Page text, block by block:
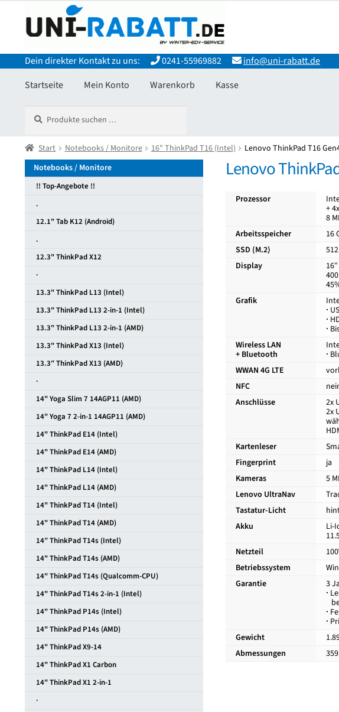
Navigation
springen
Inhalt
springen
Dein direkter Kontakt zu uns:
0241-55969882
info@uni-rabatt.de
Startseite
Mein Konto Warenkorb Kasse
Start Allgemeine Geschäftsbedingungen
Widerrufsbelehrung und WiderrufsfomularZahlungsarten
nach:
Start Notebooks / Monitore 16" ThinkPad T16 (Intel) Lenovo ThinkPad T16
Lenovo
Prozessor
+
8
Arbeitsspeicher
16
SSD (M.2)
Display
Grafik
·
·
·
Wireless LAN
+ Bluetooth
·
WWAN 4G LTE
NFC
Anschlüsse
2x
2x
Kartenleser
Fingerprint
ja
Kameras
5
Lenovo UltraNav
Tastatur-Licht
Akku
Li-
Netzteil
Betriebssystem
Garantie
3
·
·
·
Gewicht
Abmessungen
Notebooks / Monitore
!! Top-Angebote !!
.
12.1" Tab K12 (Android)
.
12.3" ThinkPad X12
·
13.3" ThinkPad L13 (Intel)
13.3" ThinkPad L13 2-in-1 (Intel)
13.3" ThinkPad L13 2-in-1 (AMD)
13.3" ThinkPad X13 (Intel)
13.3″ ThinkPad X13 (AMD)
·
14" Yoga Slim 7 14AGP11 (AMD)
14" Yoga 7 2-in-1 14AGP11 (AMD)
14" ThinkPad E14 (Intel)
14" ThinkPad E14 (AMD)
14" ThinkPad L14 (Intel)
14" ThinkPad L14 (AMD)
14" ThinkPad T14 (Intel)
14" ThinkPad T14 (AMD)
14″ ThinkPad T14s (Intel)
14" ThinkPad T14s (AMD)
14" ThinkPad T14s (Qualcomm-CPU)
14" ThinkPad T14s 2-in-1 (Intel)
14" ThinkPad P14s (Intel)
14" ThinkPad P14s (AMD)
14" ThinkPad X9-14
14" ThinkPad X1 Carbon
14" ThinkPad X1 2-in-1
·